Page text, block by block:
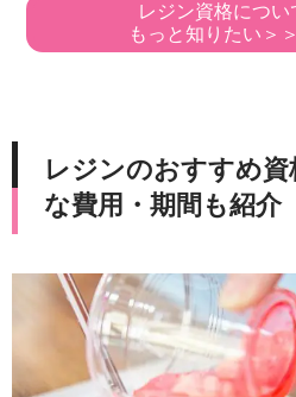
レジン資格につい
もっと知りたい＞
レジンのおすすめ資
な費用・期間も紹介